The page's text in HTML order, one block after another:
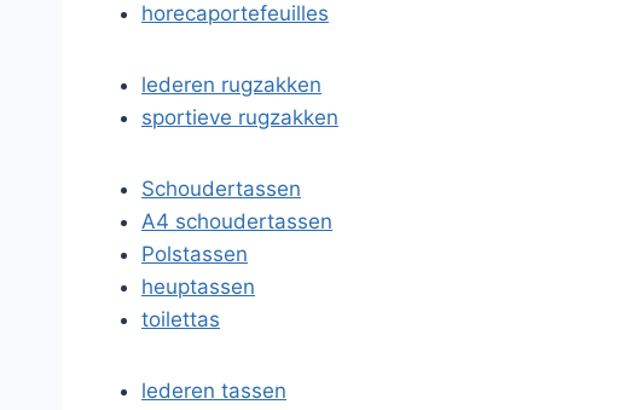
horecaportefeuilles
lederen rugzakken
sportieve rugzakken
Schoudertassen
A4 schoudertassen
Polstassen
heuptassen
toilettas
lederen tassen